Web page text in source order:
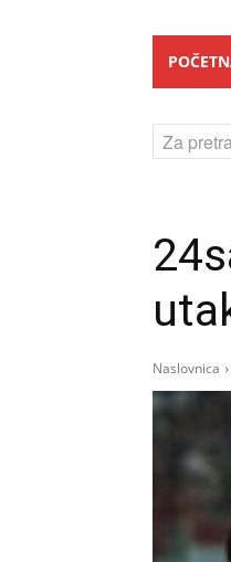
Za
Naslovnica